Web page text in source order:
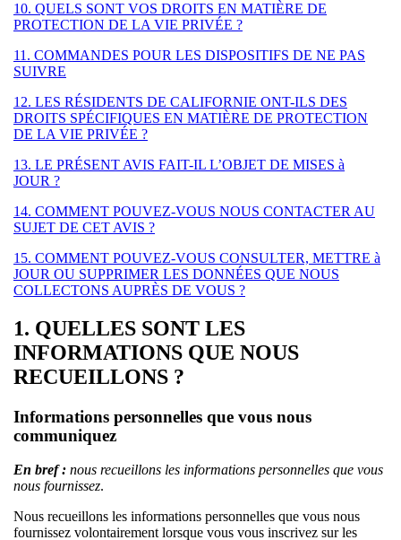
10. QUELS SONT VOS DROITS EN MATIÈRE DE
PROTECTION DE LA VIE PRIVÉE ?
11. COMMANDES POUR LES DISPOSITIFS DE NE PAS
SUIVRE
12. LES RÉSIDENTS DE CALIFORNIE ONT-ILS DES
DROITS SPÉCIFIQUES EN MATIÈRE DE PROTECTION
DE LA VIE PRIVÉE ?
13. LE PRÉSENT AVIS FAIT-IL L’OBJET DE MISES à
JOUR ?
14. COMMENT POUVEZ-VOUS NOUS CONTACTER AU
SUJET DE CET AVIS ?
15. COMMENT POUVEZ-VOUS CONSULTER, METTRE à
JOUR OU SUPPRIMER LES DONNÉES QUE NOUS
COLLECTONS AUPRÈS DE VOUS ?
1. QUELLES SONT LES
INFORMATIONS QUE NOUS
RECUEILLONS ?
Informations personnelles que vous nous
communiquez
En bref : nous recueillons les informations personnelles que vous
nous fournissez.
Nous recueillons les informations personnelles que vous nous
fournissez volontairement lorsque vous vous inscrivez sur les